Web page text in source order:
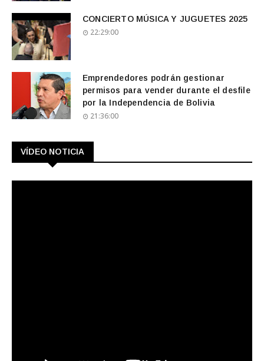
CONCIERTO MÚSICA Y JUGUETES 2025
22:29:00
Emprendedores podrán gestionar
permisos para vender durante el desfile
por la Independencia de Bolivia
21:36:00
VÍDEO NOTICIA